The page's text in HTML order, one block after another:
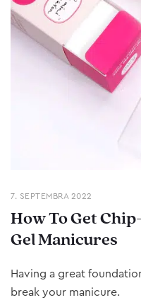
7. SEPTEMBRA 2022
How To Get
Gel Manicures
Having a great
break your manicure.